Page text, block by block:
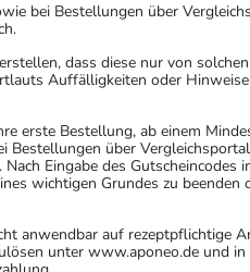
bei Bestellungen über
dass diese nur von
Auffälligkeiten oder
erste Bestellung, ab einem
über
Eingabe des
wichtigen Grundes zu beenden
anwendbar auf rezeptpflichtige
unter www.aponeo.de und